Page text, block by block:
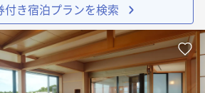
付き宿泊プランを検索